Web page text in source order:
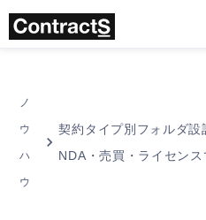
ノ
ウ
ハ
ウ
契約タイプ別フォルダ設
NDA・売買・ライセン